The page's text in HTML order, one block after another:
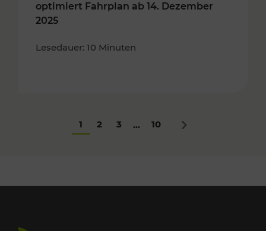
optimiert Fahrplan ab 14. Dezember
2025
Lesedauer: 10 Minuten
1 2 3 ... 10 Nächstes